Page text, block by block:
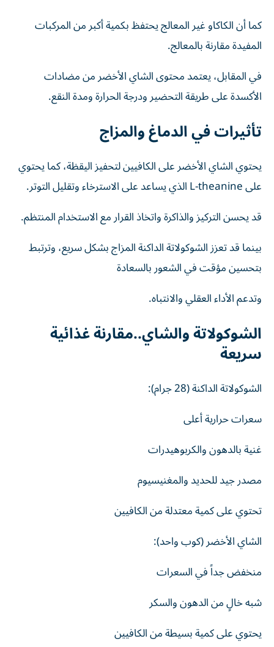
كما أن الكاكاو غير المعالج يحتفظ بكمية أكبر من المركبات
المفيدة مقارنة بالمعالج.
في المقابل، يعتمد محتوى الشاي الأخضر من مضادات
الأكسدة على طريقة التحضير ودرجة الحرارة ومدة النقع.
تأثيرات في الدماغ والمزاج
يحتوي الشاي الأخضر على الكافيين لتحفيز اليقظة، كما يحتوي
على L-theanine الذي يساعد على الاسترخاء وتقليل التوتر.
قد يحسن التركيز والذاكرة واتخاذ القرار مع الاستخدام المنتظم.
بينما قد تعزز الشوكولاتة الداكنة المزاج بشكل سريع، وترتبط
بتحسين مؤقت في الشعور بالسعادة
وتدعم الأداء العقلي والانتباه.
الشوكولاتة والشاي..مقارنة غذائية
سريعة
الشوكولاتة الداكنة (28 جرام):
سعرات حرارية أعلى
غنية بالدهون والكربوهيدرات
مصدر جيد للحديد والمغنيسيوم
تحتوي على كمية معتدلة من الكافيين
الشاي الأخضر (كوب واحد):
منخفض جداً في السعرات
شبه خالٍ من الدهون والسكر
يحتوي على كمية بسيطة من الكافيين